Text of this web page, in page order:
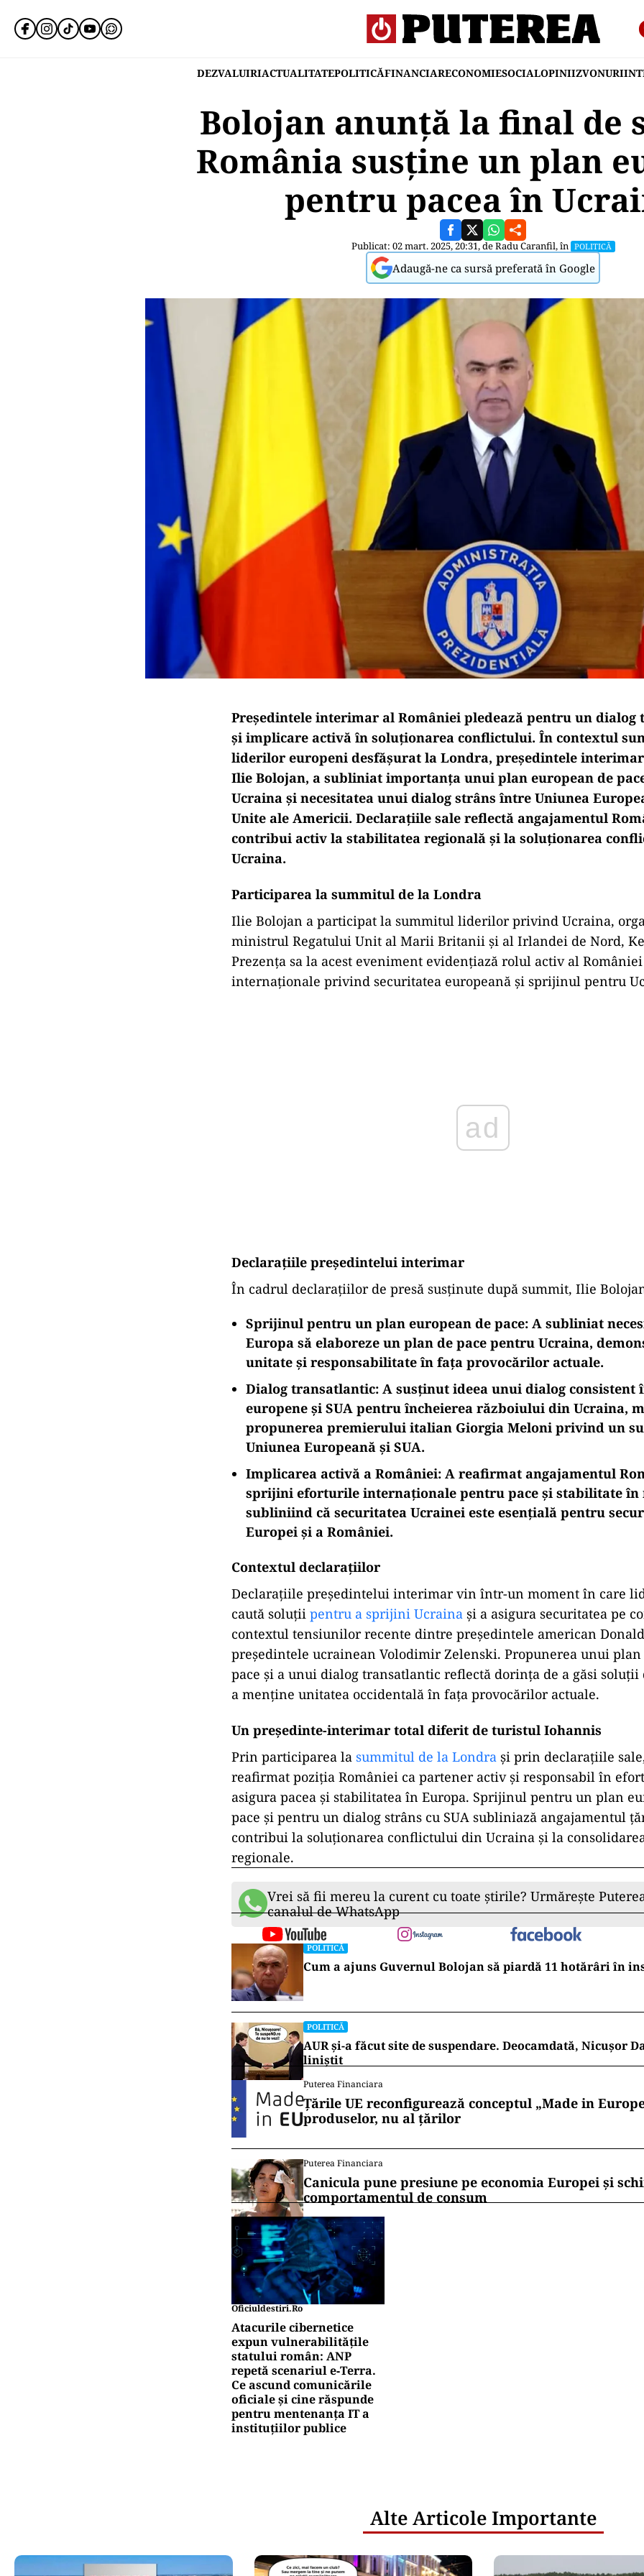
DEZVALUIRIACTUALITATEPOLITICĂFINANCIARECONOMIESOCIALOPINIIZVONURI
Bolojan anunță la final de
România susține un plan
pentru pacea în
Publicat: 02 mart. 2025, 20:31, deRadu Caranfil, în POLITICĂ
Adaugă-ne ca sursă preferată în Google
Președintele interimar al României pledează pentru un dialog
și implicare activă în soluționarea conflictului. În contextul
liderilor europeni desfășurat la Londra, președintele
Ilie Bolojan, a subliniat importanța unui plan european de
Ucraina și necesitatea unui dialog strâns între Uniunea
Unite ale Americii. Declarațiile sale reflectă angajamentul
contribui activ la stabilitatea regională și la soluționarea
Ucraina.
Participarea la summitul de la Londra
Ilie Bolojan a participat la summitul liderilor privind Ucraina,
ministrul Regatului Unit al Marii Britanii și al Irlandei de Nord,
Prezența sa la acest eveniment evidențiază rolul activ al
internaționale privind securitatea europeană și sprijinul pentru
Declarațiile președintelui interimar
În cadrul declarațiilor de presă susținute după summit, Ilie
Sprijinul pentru un plan european de pace: A subliniat
Europa să elaboreze un plan de pace pentru Ucraina,
unitate și responsabilitate în fața provocărilor actuale.
Dialog transatlantic: A susținut ideea unui dialog consistent
europene și SUA pentru încheierea războiului din Ucraina,
propunerea premierului italian Giorgia Meloni privind un
Uniunea Europeană și SUA.
Implicarea activă a României: A reafirmat angajamentul
sprijini eforturile internaționale pentru pace și stabilitate în
subliniind că securitatea Ucrainei este esențială pentru
Europei și a României.​
Contextul declarațiilor
Declarațiile președintelui interimar vin într-un moment în care
caută soluții pentru a sprijini Ucraina și a asigura securitatea pe
contextul tensiunilor recente dintre președintele american
președintele ucrainean Volodimir Zelenski. Propunerea unui plan
pace și a unui dialog transatlantic reflectă dorința de a găsi soluții
a menține unitatea occidentală în fața provocărilor actuale.
Un președinte-interimar total diferit de turistul Iohannis
Prin participarea la summitul de la Londra și prin declarațiile
reafirmat poziția României ca partener activ și responsabil în
asigura pacea și stabilitatea în Europa. Sprijinul pentru un plan
pace și pentru un dialog strâns cu SUA subliniază angajamentul
contribui la soluționarea conflictului din Ucraina și la
regionale.
Vrei să fii mereu la curent cu toate știrile? Urmărește
canalul de WhatsApp
POLITICĂ
Cum a ajuns Guvernul Bolojan să piardă 11 hotărâri în
POLITICĂ
AUR și-a făcut site de suspendare. Deocamdată, Nicușor
liniștit
Puterea Financiara
Țările UE reconfigurează conceptul „Made in
produselor, nu al țărilor
Puterea Financiara
Canicula pune presiune pe economia Europei și
comportamentul de consum
Oficiuldestiri.ro
Atacurile cibernetice
expun vulnerabilitățile
statului român: ANP
repetă scenariul e‑Terra.
Ce ascund comunicările
oficiale și cine răspunde
pentru mentenanța IT a
instituțiilor publice
Alte Articole Importante